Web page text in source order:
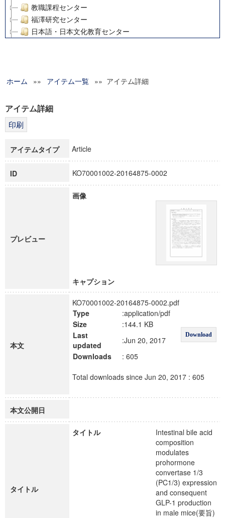
教職課程センター
福澤研究センター
日本語・日本文化教育センター
グローバルリサーチインスティテュート
科学研究費補助金研究成果報告書
博士課程教育リーディングプログラム「超成熟社会発展のサ
ホーム »» アイテム一覧 »» アイテム詳細
アイテム詳細
アイテムタイプ Article
ID KO70001002-20164875-0002
プレビュー
画像
キャプション
本文
KO70001002-20164875-0002.pdf
Type
:application/pdf
Download
Size
:144.1 KB
Last
updated
:Jun 20, 2017
Downloads
: 605
Total downloads since Jun 20, 2017 : 605
本文公開日
タイトル
タイトル
Intestinal bile acid
composition
modulates
prohormone
convertase 1/3
(PC1/3) expression
and consequent
GLP-1 production
in male mice(要旨)